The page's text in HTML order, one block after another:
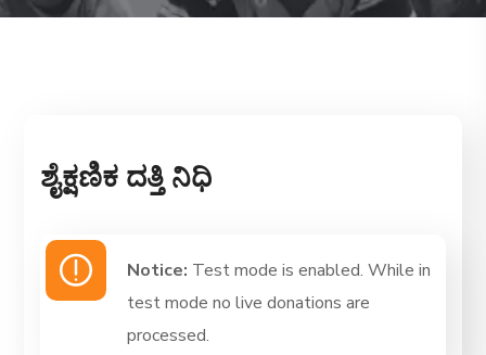
ಶೈಕ್ಷಣಿಕ ದತ್ತಿ ನಿಧಿ
Notice: Test mode is enabled. While in
test mode no live donations are
processed.